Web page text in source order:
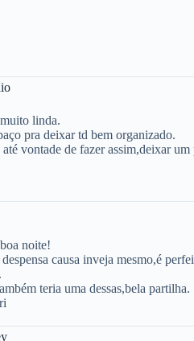
linda.
pra deixar td bem organizado.
até vontade de fazer assim,deixar
noite!
causa inveja mesmo,é
teria uma dessas,bela partilha.